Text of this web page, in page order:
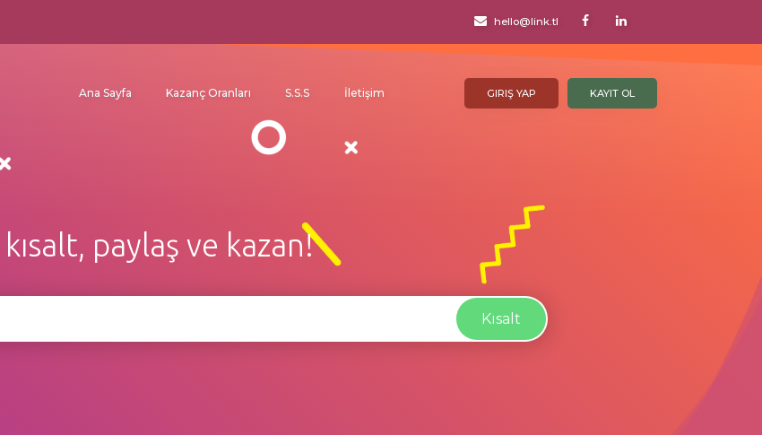
hello@link.tl
Ana Sayfa Kazanç Oranları S.S.S İletişim GIRIŞ YAP KAYIT OL
kısalt, paylaş ve kazan!
Kısalt